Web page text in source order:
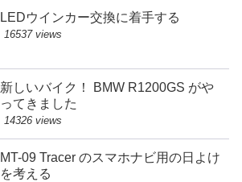
LEDウインカー交換に着手する
16537 views
新しいバイク！ BMW R1200GS がや
ってきました
14326 views
MT-09 Tracer のスマホナビ用の日よけ
を考える